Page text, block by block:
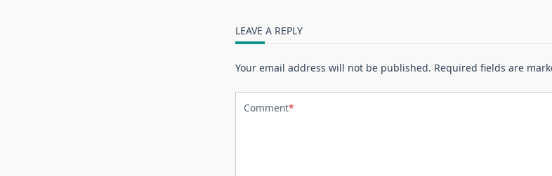
LEAVE A REPLY
Your email address will not be published. Required fields are
Comment*